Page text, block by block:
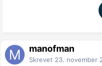
manofman
Skrevet 23. november